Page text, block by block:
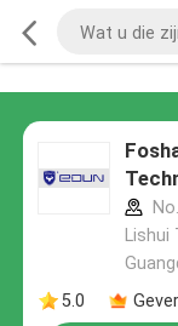
Lishui
5.0